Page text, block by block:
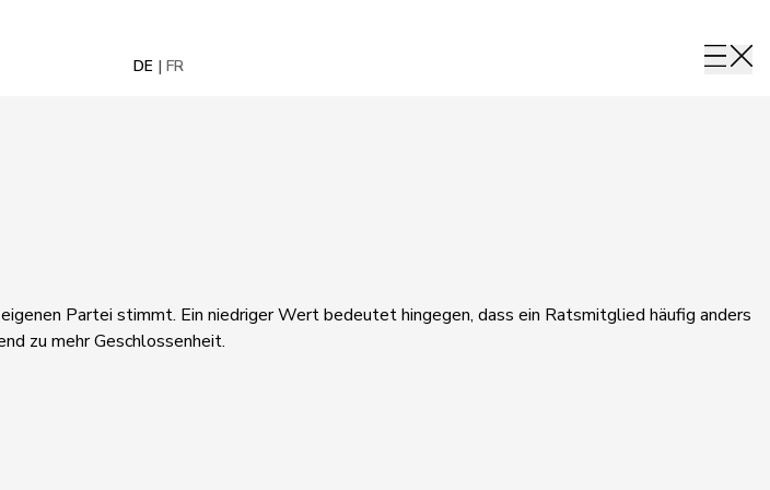
DE FR
Partei stimmt. Ein niedriger Wert bedeutet hingegen, dass ein Ratsmitglied häufig anders
zu mehr Geschlossenheit.